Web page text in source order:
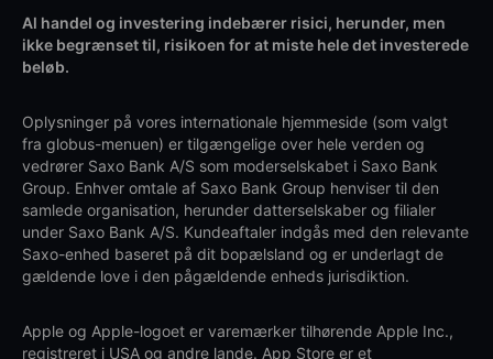
Al handel og investering indebærer risici, herunder, men
ikke begrænset til, risikoen for at miste hele det investerede
beløb.
Oplysninger på vores internationale hjemmeside (som valgt
fra globus-menuen) er tilgængelige over hele verden og
vedrører Saxo Bank A/S som moderselskabet i Saxo Bank
Group. Enhver omtale af Saxo Bank Group henviser til den
samlede organisation, herunder datterselskaber og filialer
under Saxo Bank A/S. Kundeaftaler indgås med den relevante
Saxo-enhed baseret på dit bopælsland og er underlagt de
gældende love i den pågældende enheds jurisdiktion.
Apple og Apple-logoet er varemærker tilhørende Apple Inc.,
registreret i USA og andre lande. App Store er et